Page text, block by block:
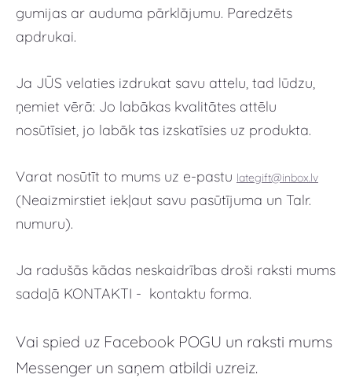
gumijas ar auduma pārklājumu. Paredzēts
apdrukai.
Ja JŪS velaties izdrukat savu attelu, tad lūdzu,
ņemiet vērā: Jo labākas kvalitātes attēlu
nosūtīsiet, jo labāk tas izskatīsies uz produkta.
Varat nosūtīt to mums uz e-pastu lategift@inbox.lv
(Neaizmirstiet iekļaut savu pasūtījuma un Talr.
numuru).
Ja radušās kādas neskaidrības droši raksti mums
sadaļā KONTAKTI - kontaktu forma.
Vai spied uz Facebook POGU un raksti mums
Messenger un saņem atbildi uzreiz.